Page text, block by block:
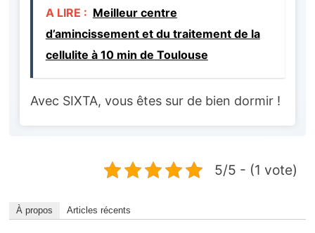
A LIRE : Meilleur centre
d’amincissement et du traitement de la
cellulite à 10 min de Toulouse
Avec SIXTA, vous êtes sur de bien dormir !
5/5 - (1 vote)
À propos Articles récents